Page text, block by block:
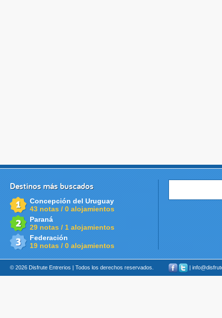
Destinos más buscados
Concepción del Uruguay
43 notas / 0 alojamientos
Paraná
29 notas / 1 alojamientos
Federación
19 notas / 0 alojamientos
© 2026 Disfrute Entrerios | Todos los derechos reservados. |